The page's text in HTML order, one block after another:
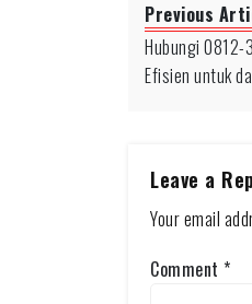
Previous
Hubungi 0812-
Efisien untuk
Leave a
Your email
Comment *